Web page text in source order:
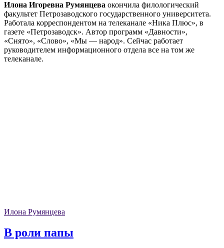
Илона Игоревна Румянцева окончила филологический
факультет Петрозаводского государственного университета.
Работала корреспондентом на телеканале «Ника Плюс», в
газете «Петрозаводск». Автор программ «Давности»,
«Снято», «Слово», «Мы — народ». Сейчас работает
руководителем информационного отдела все на том же
телеканале.
Илона Румянцева
В роли папы